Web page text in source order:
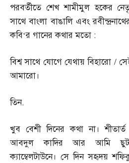
পরবর্তীতে শেখ শামীমুল হকের
সাথে বাংলা বাঙালি এবং
কবি‘র গানের কথার মতো :
বিশ্ব সাথে যোগে যেথায় বিহারো /
আমারো।
তিন.
খুব বেশী দিনের কথা না।
আবদুল কাদির আর আমি
ক্যাম্বেলটাউনে। সে দিন সহৃদয়